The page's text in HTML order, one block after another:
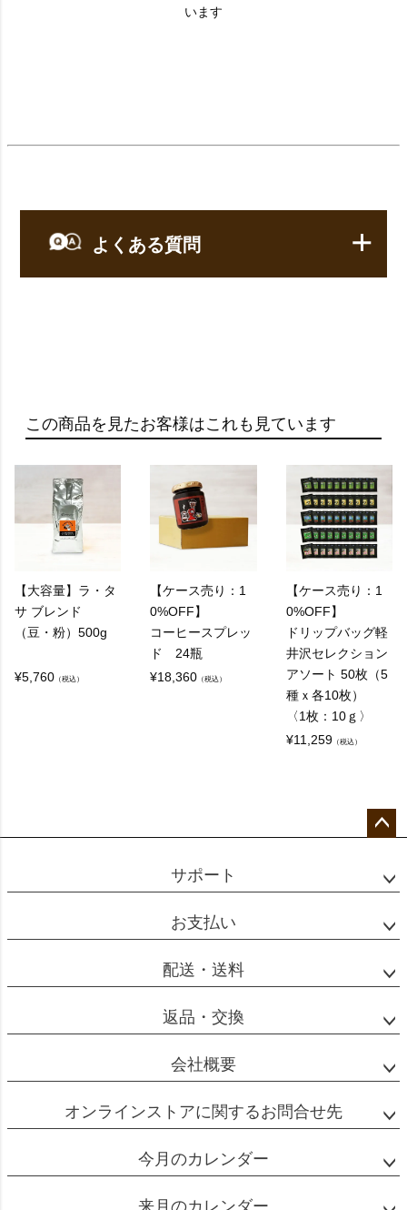
います
よくある質問
A：
レギュラーコーヒーとは、焙煎したコーヒー豆を
挽いて、お湯でフィルターなどを通し抽出するコ
ーヒーのことを指します。
通常、フィルターコーヒーやドリップコーヒーと
レギュラーコーヒーとエスプレッソの違いは何で
短時間で抽出するためうまみ成分が濃く出るう
つくような独特の風味豊かな味わいになります。
スの取れた味わいのコーヒーとなります。
量なども違います。以下、一般的な量を記載しま
この商品を見たお客様はこれも見ています
【大容量】ラ・タ
サ ブレンド
（豆・粉）500g
¥5,760 （税込）
【ケース売り：1
0%OFF】
コーヒースプレッ
ド 24瓶
¥18,360 （税込）
【ケース売り：1
0%OFF】
ドリップバッグ軽
井沢セレクション
アソート 50枚（5
種ｘ各10枚）
〈1枚：10ｇ〉
¥11,259（税込）
ップ
サポート
お支払い
配送・送料
返品・交換
会社概要
オンラインストアに関するお問合せ先
今月のカレンダー
来月のカレンダー